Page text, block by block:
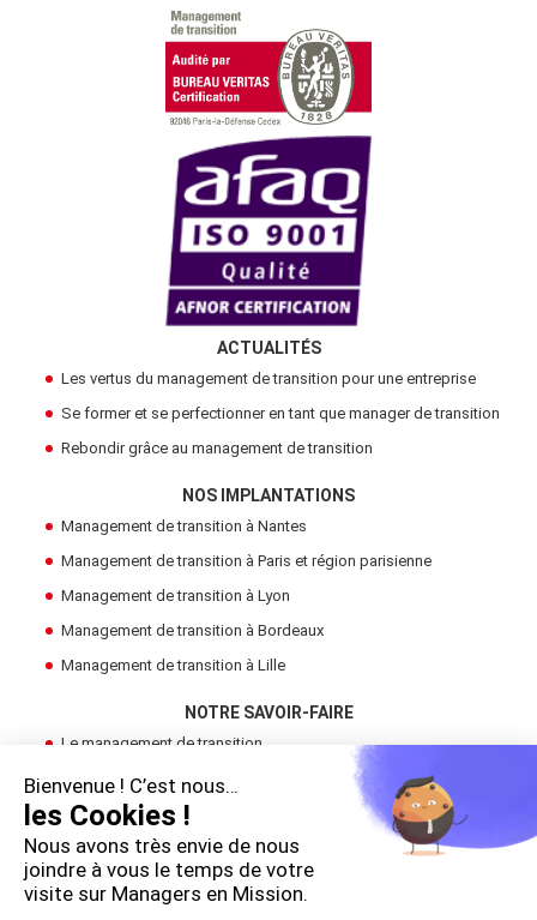
ACTUALITÉS
Les vertus du management de transition pour une entreprise
Se former et se perfectionner en tant que manager de transition
Rebondir grâce au management de transition
NOS IMPLANTATIONS
Management de transition à Nantes
Management de transition à Paris et région parisienne
Management de transition à Lyon
Management de transition à Bordeaux
Management de transition à Lille
NOTRE SAVOIR-FAIRE
Le management de transition
Devenir Manager de Transition
Trouver un manager de transition
LE GROUPE
Cadres en Mission
Bienvenue ! C’est nous…
les Cookies !
Nous avons très envie de nous
joindre à vous le temps de votre
visite sur Managers en Mission.